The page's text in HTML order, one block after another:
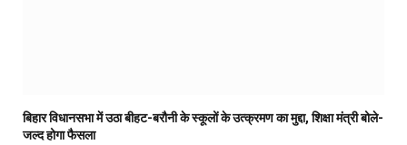
बिहार विधानसभा में उठा बीहट-बरौनी के स्कूलों के उत्क्रमण का मुद्दा, शिक्षा मंत्री बोले-
जल्द होगा फैसला